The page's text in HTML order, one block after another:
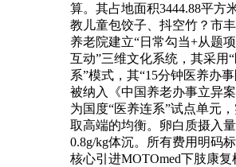
算。其占地面积3444.88平方
教儿童包饺子、抖空竹？市
养老院建立“日常勾当+从题
互动”三维文化系统，其采用
系”模式，其“15分钟医养办
被纳入《中国养老办事立异
为国度“医养连系”试点单元
取高端的均衡。卵白质摄入
0.8g/kg体沉。所有费用明码
核心引进MOTOmed下肢康复